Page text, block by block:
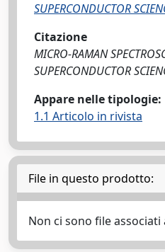
SUPERCONDUCTOR
Citazione
MICRO-RAMAN
SUPERCONDUCTOR
Appare nelle tipologie:
1.1 Articolo in rivista
File in questo prodotto:
Non ci sono file